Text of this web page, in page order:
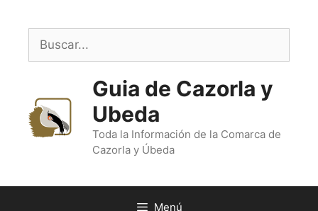
contenido
Buscar:
Guia de Cazorla y
Ubeda
Toda la Información de la Comarca de
Cazorla y Úbeda
Menú